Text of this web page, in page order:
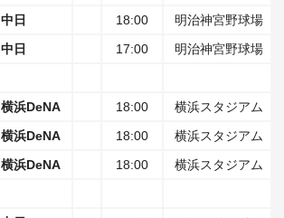
中日 18:00
明治神宮野球場
中日 17:00
明治神宮野球場
横浜DeNA 18:00
横浜スタジアム
横浜DeNA 18:00
横浜スタジアム
横浜DeNA 18:00
横浜スタジアム